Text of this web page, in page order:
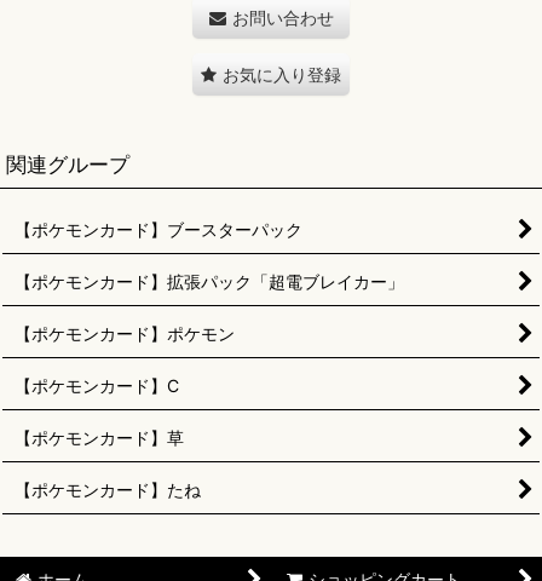
お問い合わせ
お気に入り登録
関連グループ
【ポケモンカード】ブースターパック
【ポケモンカード】拡張パック「超電ブレイカー」
【ポケモンカード】ポケモン
【ポケモンカード】C
【ポケモンカード】草
【ポケモンカード】たね